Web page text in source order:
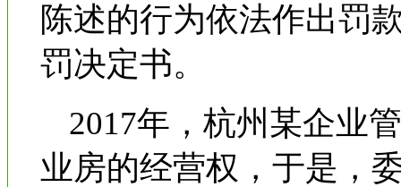
陈述的行为依法作出罚
罚决定书。
2017年，杭州某企业
业房的经营权，于是，